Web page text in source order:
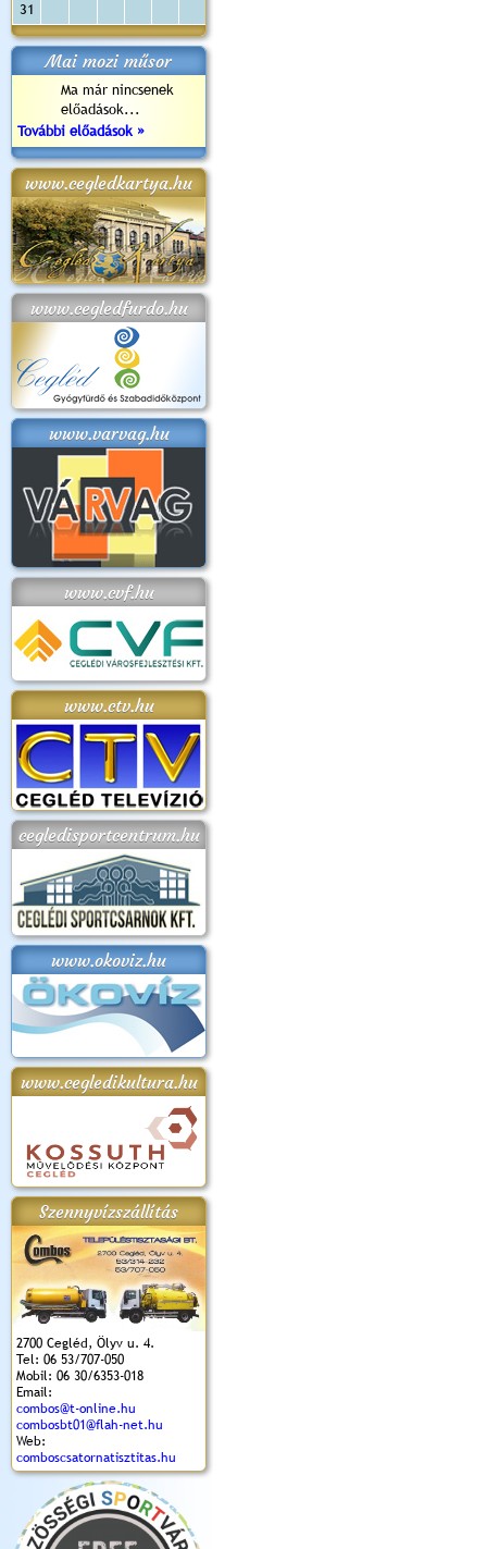
31
Mai mozi műsor
Ma már nincsenek
előadások...
További előadások »
www.cegledkartya.hu
www.cegledfurdo.hu
www.varvag.hu
www.cvf.hu
www.ctv.hu
cegledisportcentrum.hu
www.okoviz.hu
www.cegledikultura.hu
Szennyvízszállítás
2700 Cegléd, Ölyv u. 4.
Tel: 06 53/707-050
Mobil: 06 30/6353-018
Email:
combos@t-online.hu
combosbt01@flah-net.hu
Web:
comboscsatornatisztitas.hu
2018.
Kossuth Toborzó
Ünnepély
Szent István Ünnepe
(2017. 08. 20.)